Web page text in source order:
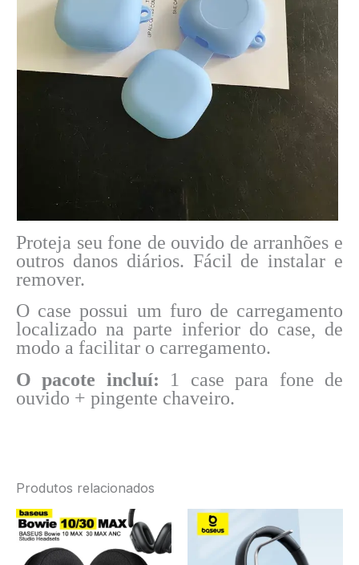
Proteja seu fone de ouvido de arranhões e
outros danos diários. Fácil de instalar e
remover.
O case possui um furo de carregamento
localizado na parte inferior do case, de
modo a facilitar o carregamento.
O pacote incluí: 1 case para fone de
ouvido + pingente chaveiro.
Produtos relacionados